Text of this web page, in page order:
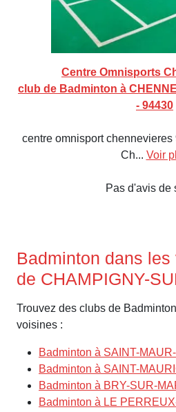
Centre Omnisports
club de Badminton à
- 94430
centre omnisport
Ch... Voir
Pas d'avis de
Badminton dans
de CHAMPIGNY-
Trouvez des clubs de
voisines :
Badminton à SAINT-
Badminton à SAINT-
Badminton à BRY-SUR-
Badminton à LE